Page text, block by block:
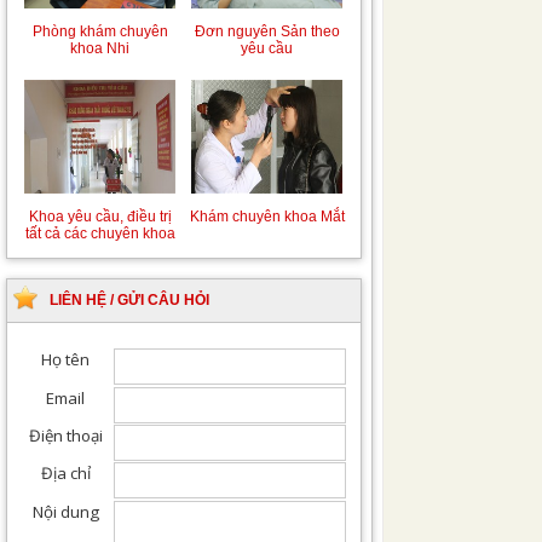
Phòng khám chuyên
khoa Nhi
Đơn nguyên Sản theo
yêu cầu
Khoa yêu cầu, điều trị
tất cả các chuyên khoa
Khám chuyên khoa Mắt
LIÊN HỆ / GỬI CÂU HỎI